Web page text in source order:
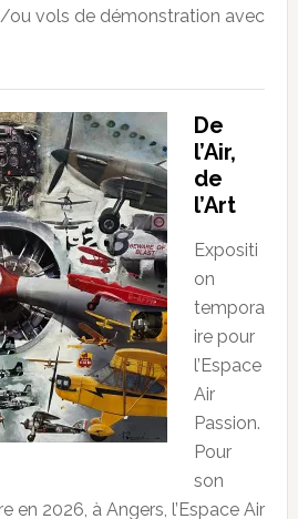
ou vols de démonstration avec
De
l’Air,
de
l’Art
Expositi
on
tempora
ire pour
l’Espace
Air
Passion.
Pour
son
en 2026, à Angers, l’Espace Air